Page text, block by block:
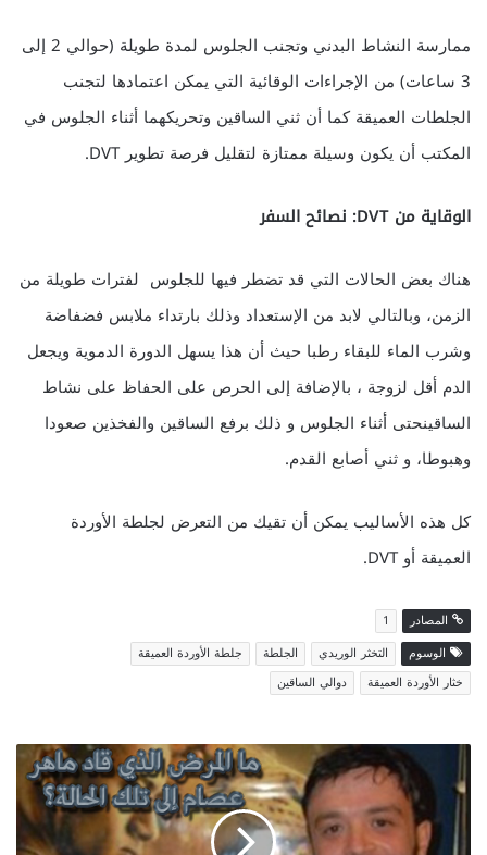
ممارسة النشاط البدني وتجنب الجلوس لمدة طويلة (حوالي 2 إلى
3 ساعات) من الإجراءات الوقائية التي يمكن اعتمادها لتجنب
الجلطات العميقة كما أن ثني الساقين وتحريكهما أثناء الجلوس في
المكتب أن يكون وسيلة ممتازة لتقليل فرصة تطوير DVT.
الوقاية من DVT: نصائح السفر
هناك بعض الحالات التي قد تضطر فيها للجلوس لفترات طويلة من
الزمن، وبالتالي لابد من الإستعداد وذلك بارتداء ملابس فضفاضة
وشرب الماء للبقاء رطبا حيث أن هذا يسهل الدورة الدموية ويجعل
الدم أقل لزوجة ، بالإضافة إلى الحرص على الحفاظ على نشاط
الساقينحتى أثناء الجلوس و ذلك برفع الساقين والفخذين صعودا
وهبوطا، و ثني أصابع القدم.
كل هذه الأساليب يمكن أن تقيك من التعرض لجلطة الأوردة
العميقة أو DVT.
المصادر
1
الوسوم
التخثر الوريدي الجلطة
جلطة الأوردة العميقة
خثار الأوردة العميقة
دوالي الساقين
م